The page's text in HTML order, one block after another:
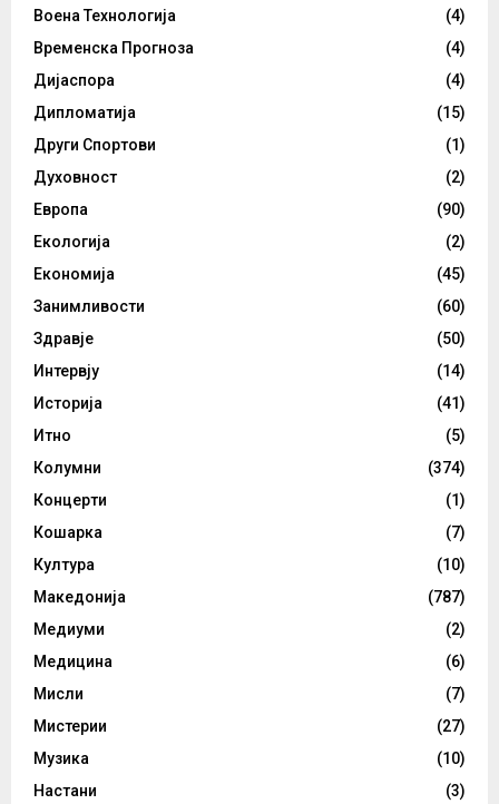
Воена Технологија
(4)
Временска Прогноза
(4)
Дијаспора
(4)
Дипломатија
(15)
Други Спортови
(1)
Духовност
(2)
Европа
(90)
Екологија
(2)
Економија
(45)
Занимливости
(60)
Здравје
(50)
Интервју
(14)
Историја
(41)
Итно
(5)
Колумни
(374)
Концерти
(1)
Кошарка
(7)
Култура
(10)
Македонија
(787)
Медиуми
(2)
Медицина
(6)
Мисли
(7)
Мистерии
(27)
Музика
(10)
Настани
(3)